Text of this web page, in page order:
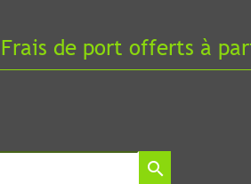
Frais de port offerts à
search